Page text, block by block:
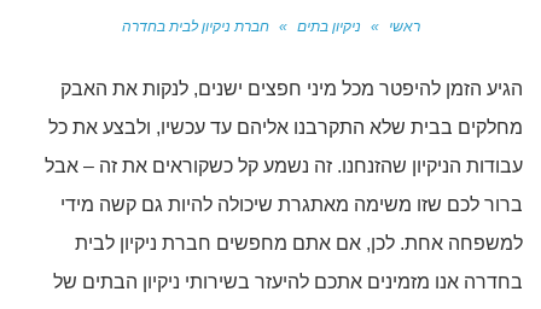
ראשי » ניקיון בתים » חברת ניקיון לבית בחדרה
הגיע הזמן להיפטר מכל מיני חפצים ישנים, לנקות את האבק
מחלקים בבית שלא התקרבנו אליהם עד עכשיו, ולבצע את כל
עבודות הניקיון שהזנחנו. זה נשמע קל כשקוראים את זה – אבל
ברור לכם שזו משימה מאתגרת שיכולה להיות גם קשה מידי
למשפחה אחת. לכן, אם אתם מחפשים חברת ניקיון לבית
בחדרה אנו מזמינים אתכם להיעזר בשירותי ניקיון הבתים של